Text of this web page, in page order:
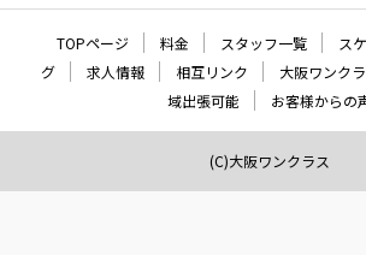
TOPページ 料金 スタッフ一覧 ス
グ
求人情報 相互リンク 大阪ワンク
域出張可能
お客様からの
(C)大阪ワンクラス